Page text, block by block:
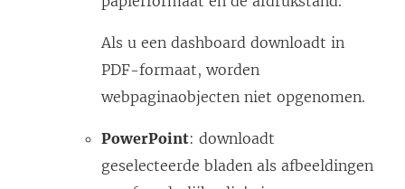
Als u een dashboard downloadt in
PDF-formaat, worden
webpaginaobjecten niet opgenomen.
PowerPoint: downloadt
geselecteerde bladen als afbeeldingen